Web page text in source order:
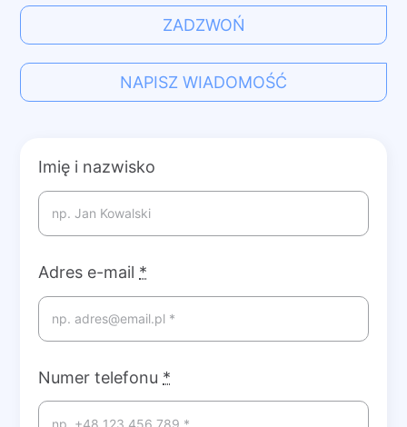
ZADZWOŃ
NAPISZ WIADOMOŚĆ
Imię i nazwisko
Adres e-mail *
Numer telefonu *